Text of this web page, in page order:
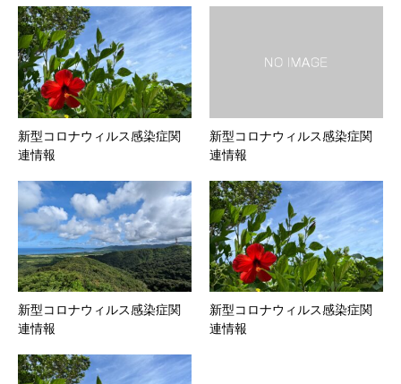
新型コロナウィルス感染症関
連情報
新型コロナウィルス感染症関
連情報
新型コロナウィルス感染症関
連情報
新型コロナウィルス感染症関
連情報